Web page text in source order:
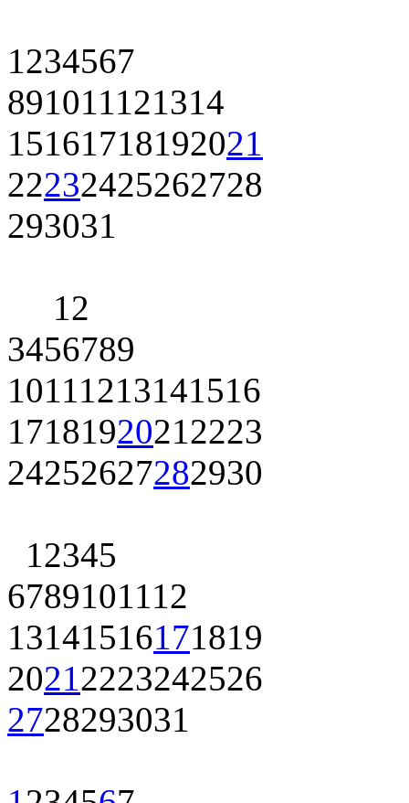
1234567
891011121314
15161718192021
22232425262728
293031
12
3456789
10111213141516
17181920212223
24252627282930
12345
6789101112
13141516171819
20212223242526
2728293031